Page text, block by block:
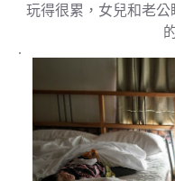
玩得很累，女兒和老
.